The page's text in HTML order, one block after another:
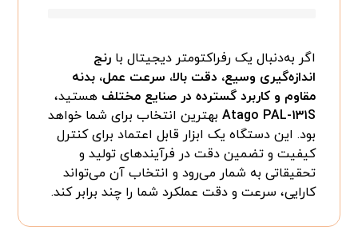
اگر به‌دنبال یک رفراکتومتر دیجیتال بارنج
اندازه‌گیری وسیع، دقت بالا، سرعت عمل، بدنه
مقاوم و کاربرد گسترده در صنایع مختلف هستید،
Atago PAL-۱۳۱S بهترین انتخاب برای شما خواهد
بود. این دستگاه یک ابزار قابل اعتماد برای کنترل
کیفیت و تضمین دقت در فرآیندهای تولید و
تحقیقاتی به شمار می‌رود و انتخاب آن می‌تواند
کارایی، سرعت و دقت عملکرد شما را چند برابر کند.